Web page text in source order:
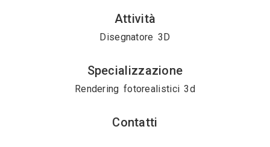
Attività
Disegnatore 3D
Specializzazione
Rendering fotorealistici 3d
Contatti